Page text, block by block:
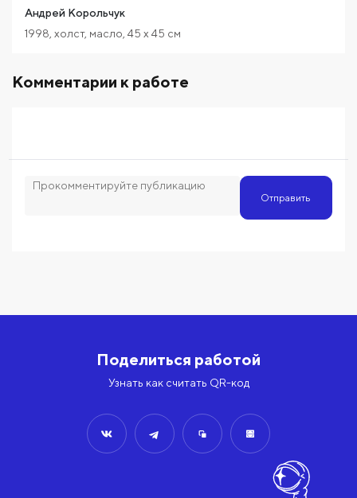
Андрей Корольчук
1998 холст, масло 45 x 45 см
Комментарии к работе
Отправить
Поделиться работой
Узнать как считать QR-код